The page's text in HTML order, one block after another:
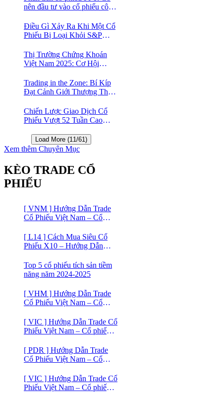
nên đầu tư vào cổ phiếu công
Điều Gì Xảy Ra Khi Một Cổ
Phiếu Bị Loại Khỏi S&P
Thị Trường Chứng Khoán
Việt Nam 2025: Cơ Hội
Index 🤑
Trading in the Zone: Bí Kíp
Đạt Cảnh Giới Thượng Thừa
Chiến Lược Giao Dịch Cổ
Phiếu Vượt 52 Tuần Cao
Screener
Load More (11/61)
Xem thêm Chuyên Mục
KÈO TRADE CỔ
PHIẾU
[ VNM ] Hướng Dẫn Trade
Cổ Phiếu Việt Nam – Cổ
[ L14 ] Cách Mua Siêu Cổ
Phiếu X10 – Hướng Dẫn
Cổ phiếu BĐS Licogi 14
Top 5 cổ phiếu tích sản tiềm
năng năm 2024-2025
[ VHM ] Hướng Dẫn Trade
Cổ Phiếu Việt Nam – Cổ
[ VIC ] Hướng Dẫn Trade Cổ
Phiếu Việt Nam – Cổ phiếu
[ PDR ] Hướng Dẫn Trade
Cổ Phiếu Việt Nam – Cổ
[ VIC ] Hướng Dẫn Trade Cổ
Phiếu Việt Nam – Cổ phiếu